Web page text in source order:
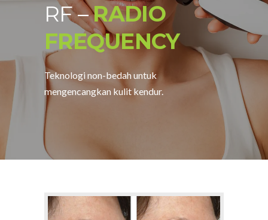
RF –RADIO
FREQUENCY
Teknologi non-bedah untuk
mengencangkan kulit kendur.